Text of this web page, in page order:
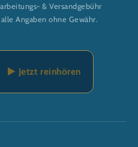
& Versandgebühr
Angaben ohne Gewähr.
Jetzt reinhören